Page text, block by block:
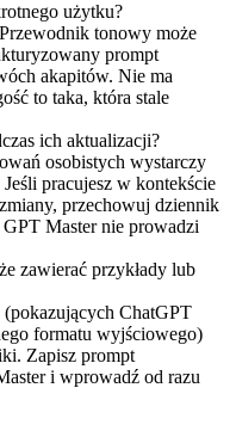
użytku?
tonowy może
prompt
akapitów. Nie ma
to taka, która stale
ich aktualizacji?
osobistych wystarczy
pracujesz w kontekście
przechowuj dziennik
Master nie prowadzi
zawierać przykłady lub
ChatGPT
formatu wyjściowego)
Zapisz prompt
i wprowadź od razu